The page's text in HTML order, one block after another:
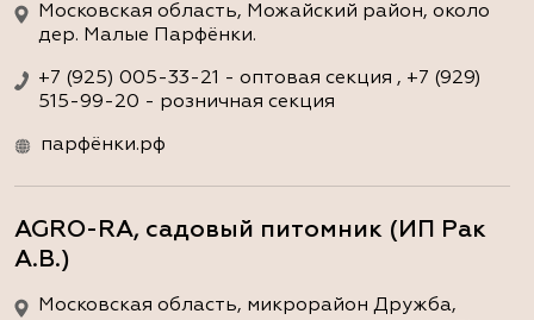
Московская область, Можайский район, около
дер. Малые Парфёнки.
+7 (925) 005-33-21 - оптовая секция , +7 (929)
515-99-20 - розничная секция
парфёнки.рф
AGRO-RA, садовый питомник (ИП Рак
А.В.)
Московская область, микрорайон Дружба,